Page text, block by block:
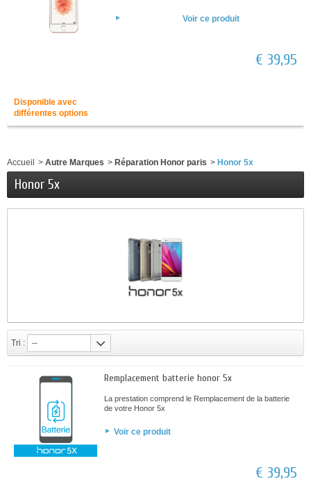
Voir ce produit
€ 39,95
Disponible avec
différentes options
Accueil > Autre Marques > Réparation Honor paris > Honor 5x
Honor 5x
Tri : --
Remplacement batterie honor 5x
La prestation comprend le Remplacement de la batterie
de votre Honor 5x
Voir ce produit
€ 39,95